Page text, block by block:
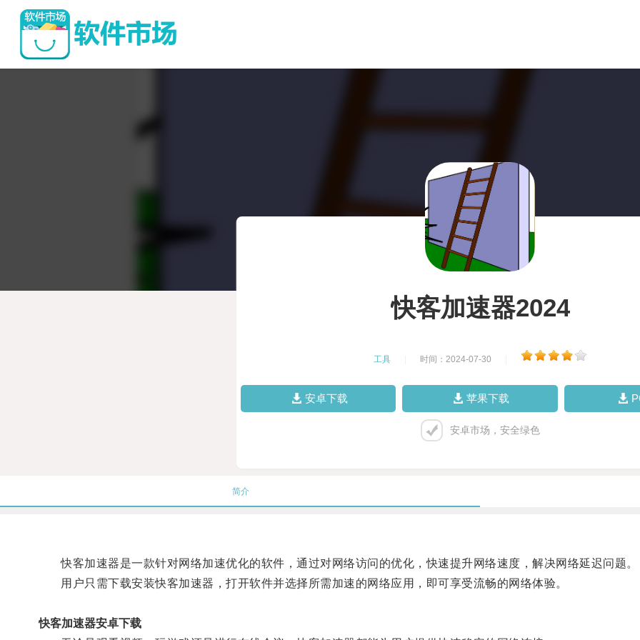
快客加速器2024
工具 时间：2024-07-30
安卓下载 苹果下载
安卓市场，安全绿色
简介
快客加速器是一款针对网络加速优化的软件，通过对网络访问的优化，快速提升网络速度，解决网络延迟问题。
用户只需下载安装快客加速器，打开软件并选择所需加速的网络应用，即可享受流畅的网络体验。
快客加速器安卓下载